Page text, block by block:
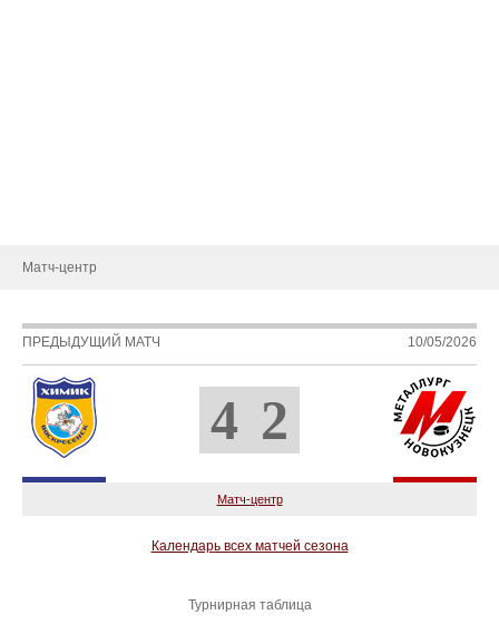
Матч-центр
ПРЕДЫДУЩИЙ МАТЧ 10/05/2026
4 2
Матч-центр
Календарь всех матчей сезона
Турнирная таблица